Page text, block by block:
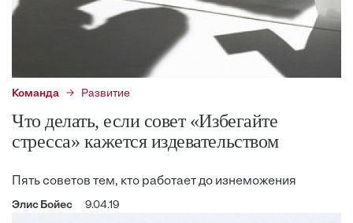
Команда Развитие
Что делать, если совет «Избегайте
стресса» кажется издевательством
Пять советов тем, кто работает до изнеможения
Элис Бойес 9.04.19